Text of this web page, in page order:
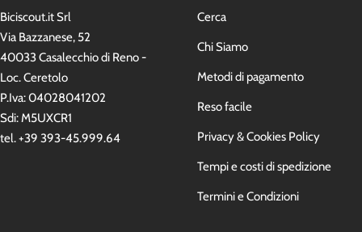
Biciscout.it Srl
Via Bazzanese, 52
40033 Casalecchio di Reno -
Loc. Ceretolo
P.Iva: 04028041202
Sdi: M5UXCR1
tel. +39 393-45.999.64
Cerca
Chi Siamo
Metodi di pagamento
Reso facile
Privacy & Cookies Policy
Tempi e costi di spedizione
Termini e Condizioni